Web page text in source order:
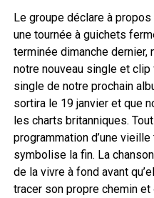
Le groupe déclare à propos
une tournée à guichets
terminée dimanche
notre nouveau single et clip
single de notre prochain
sortira le 19 janvier et que
les charts britanniques.
programmation d’une
symbolise la fin. La
de la vivre à fond avant
tracer son propre chemin